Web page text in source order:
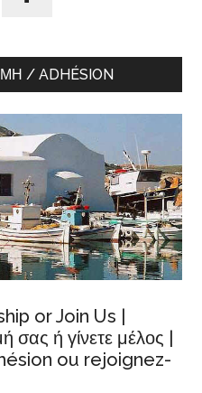
/ ADHÉSION
or Join Us |
σας ή γίνετε μέλος |
ou rejoignez-